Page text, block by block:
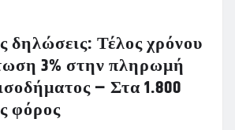
δηλώσεις: Τέλος χρόνου
3% στην πληρωμή
– Στα 1.800
φόρος